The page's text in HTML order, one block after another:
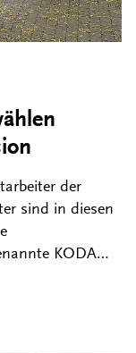
der
sind in diesen
KODA…